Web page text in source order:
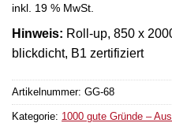
inkl. 19 % MwSt.
Hinweis: Roll-up, 850 x
blickdicht, B1 zertifiziert
Artikelnummer: GG-68
Kategorie: 1000 gute Gründe –